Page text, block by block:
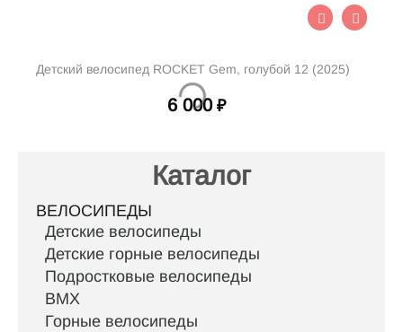
Детский велосипед ROCKET Gem, голубой 12 (2025)
6 000 ₽
Каталог
ВЕЛОСИПЕДЫ
Детские велосипеды
Детские горные велосипеды
Подростковые велосипеды
BMX
Горные велосипеды